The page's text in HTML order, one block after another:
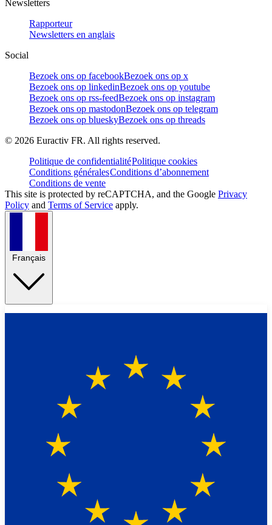
Newsletters
Rapporteur
Newsletters en anglais
Social
Bezoek ons op facebookBezoek ons op x
Bezoek ons op linkedinBezoek ons op youtube
Bezoek ons op rss-feedBezoek ons op instagram
Bezoek ons op mastodonBezoek ons op telegram
Bezoek ons op blueskyBezoek ons op threads
© 2026 Euractiv FR. All rights reserved.
Politique de confidentialitéPolitique cookies
Conditions généralesConditions d’abonnement
Conditions de vente
This site is protected by reCAPTCHA, and the Google Privacy
Policy and Terms of Service apply.
Français